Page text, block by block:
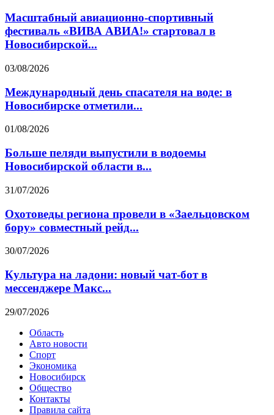
Масштабный авиационно-спортивный
фестиваль «ВИВА АВИА!» стартовал в
Новосибирской...
03/08/2026
Международный день спасателя на воде: в
Новосибирске отметили...
01/08/2026
Больше пеляди выпустили в водоемы
Новосибирской области в...
31/07/2026
Охотоведы региона провели в «Заельцовском
бору» совместный рейд...
30/07/2026
Культура на ладони: новый чат-бот в
мессенджере Макс...
29/07/2026
Область
Авто новости
Спорт
Экономика
Новосибирск
Общество
Контакты
Правила сайта